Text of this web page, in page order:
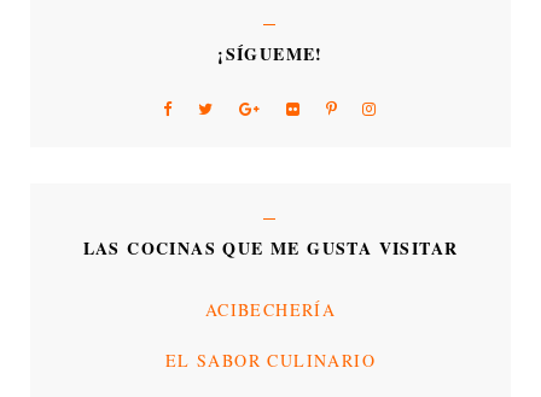
¡SÍGUEME!
LAS COCINAS QUE ME GUSTA VISITAR
ACIBECHERÍA
EL SABOR CULINARIO